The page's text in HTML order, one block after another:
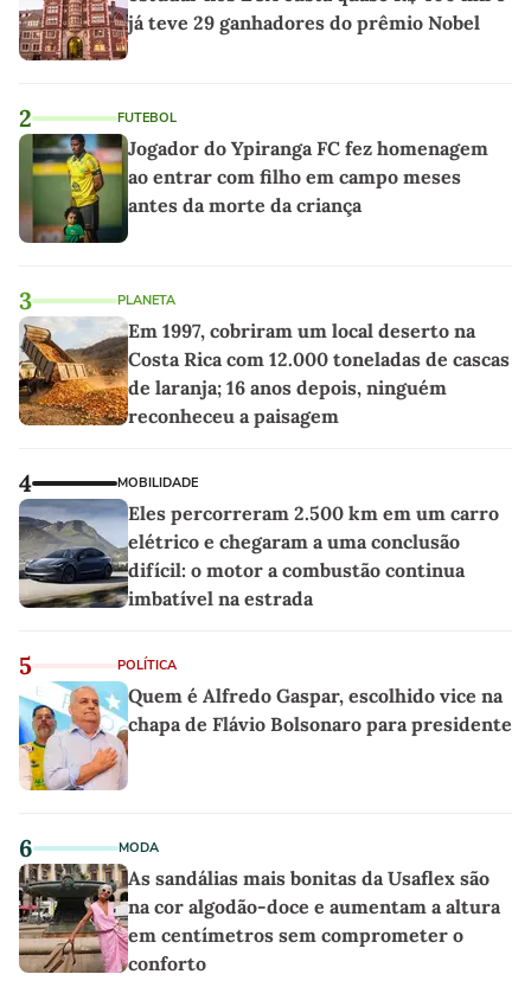
já teve 29 ganhadores do prêmio Nobel
2 FUTEBOL
Jogador do Ypiranga FC fez homenagem
ao entrar com filho em campo meses
antes da morte da criança
3 PLANETA
Em 1997, cobriram um local deserto na
Costa Rica com 12.000 toneladas de cascas
de laranja; 16 anos depois, ninguém
reconheceu a paisagem
4 MOBILIDADE
Eles percorreram 2.500 km em um carro
elétrico e chegaram a uma conclusão
difícil: o motor a combustão continua
imbatível na estrada
5 POLÍTICA
Quem é Alfredo Gaspar, escolhido vice na
chapa de Flávio Bolsonaro para presidente
6 MODA
As sandálias mais bonitas da Usaflex são
na cor algodão-doce e aumentam a altura
em centímetros sem comprometer o
conforto